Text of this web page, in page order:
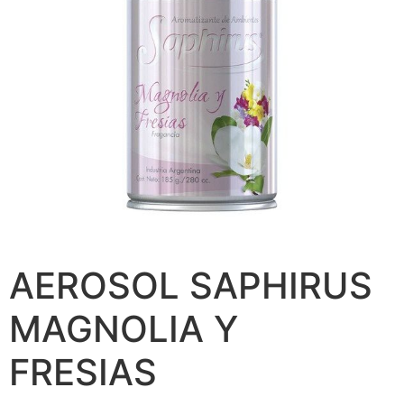
AEROSOL SAPHIRUS
MAGNOLIA Y
FRESIAS